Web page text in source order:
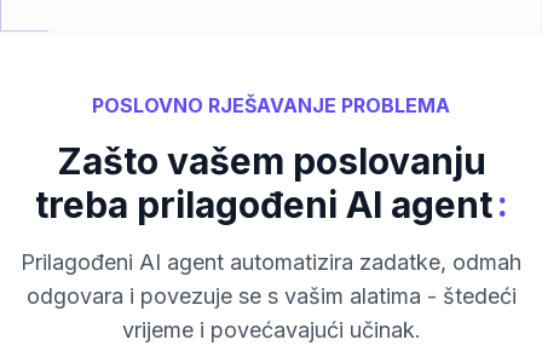
POSLOVNO RJEŠAVANJE PROBLEMA
Zašto vašem poslovanju
treba prilagođeni AI agent:
Prilagođeni AI agent automatizira zadatke, odmah
odgovara i povezuje se s vašim alatima - štedeći
vrijeme i povećavajući učinak.